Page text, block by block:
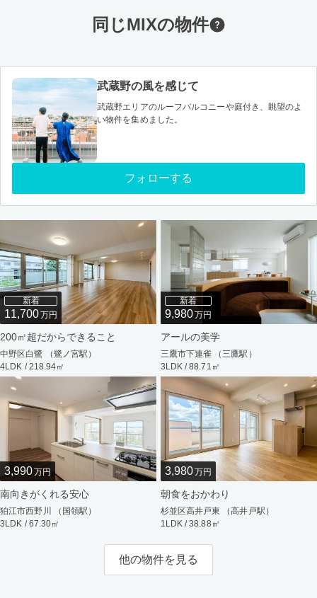
同じMIXの物件
武蔵野の風を感じて
武蔵野エリアのルーフバルコニーや庭付き、眺望のよ
い物件を集めました。
フォローする
新着
11,700万円
200㎡超だからできること
中野区白鷺 （鷺ノ宮駅）
4LDK / 218.94㎡
新着
9,980万円
アールの美学
三鷹市下連雀 （三鷹駅）
3LDK / 88.71㎡
3,990万円
南向きがくれる安心
狛江市西野川 （国領駅）
3LDK / 67.30㎡
3,980万円
朝食をおかわり
杉並区高井戸東 （高井戸駅）
1LDK / 38.88㎡
他の物件を見る